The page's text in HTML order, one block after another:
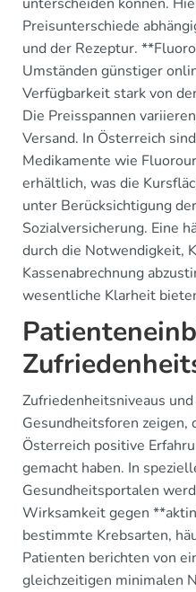
Preisunterschiede
und der Rezeptur.
Umständen günstiger
Verfügbarkeit stark von
Die Preisspannen
Versand. In Österreich
Medikamente wie
erhältlich, was die
unter Berücksichtigung
Sozialversicherung. Eine
durch die Notwendigkeit,
Kassenabrechnung
wesentliche Klarheit
Zufriedenheitsniveaus
Gesundheitsforen zeigen,
Österreich positive
gemacht haben. In
Gesundheitsportalen
Wirksamkeit gegen
bestimmte Krebsarten,
Patienten berichten von
gleichzeitigen minimalen